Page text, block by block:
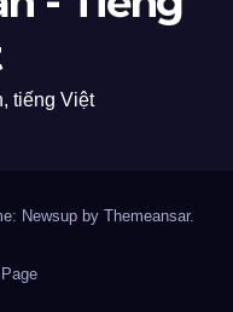
tiếng Việt
Newsup by Themeansar.